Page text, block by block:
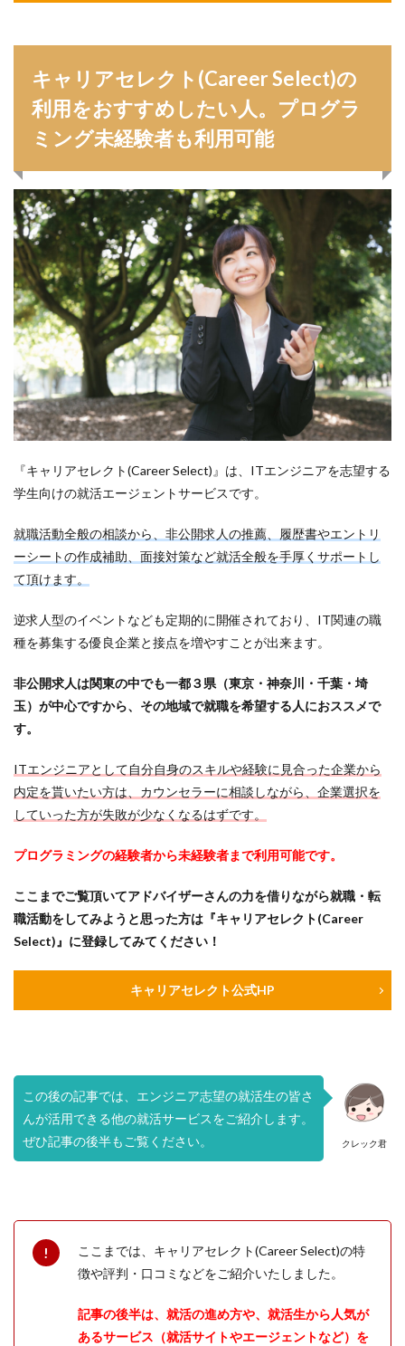
キャリアセレクト(Career Select)の
利用をおすすめしたい人。プログラ
ミング未経験者も利用可能
『キャリアセレクト(Career Select)』は、ITエンジニアを志望する
学生向けの就活エージェントサービスです。
就職活動全般の相談から、非公開求人の推薦、履歴書やエントリ
ーシートの作成補助、面接対策など就活全般を手厚くサポートし
て頂けます。
逆求人型のイベントなども定期的に開催されており、IT関連の職
種を募集する優良企業と接点を増やすことが出来ます。
非公開求人は関東の中でも一都３県（東京・神奈川・千葉・埼
玉）が中心ですから、その地域で就職を希望する人におススメで
す。
ITエンジニアとして自分自身のスキルや経験に見合った企業から
内定を貰いたい方は、カウンセラーに相談しながら、企業選択を
していった方が失敗が少なくなるはずです。
プログラミングの経験者から未経験者まで利用可能です。
ここまでご覧頂いてアドバイザーさんの力を借りながら就職・転
職活動をしてみようと思った方は『キャリアセレクト(Career
Select)』に登録してみてください！
キャリアセレクト公式HP
クレック君
この後の記事では、エンジニア志望の就活生の皆さ
んが活用できる他の就活サービスをご紹介します。
ぜひ記事の後半もご覧ください。
ここまでは、キャリアセレクト(Career Select)の特
徴や評判・口コミなどをご紹介いたしました。
記事の後半は、就活の進め方や、就活生から人気が
あるサービス（就活サイトやエージェントなど）を